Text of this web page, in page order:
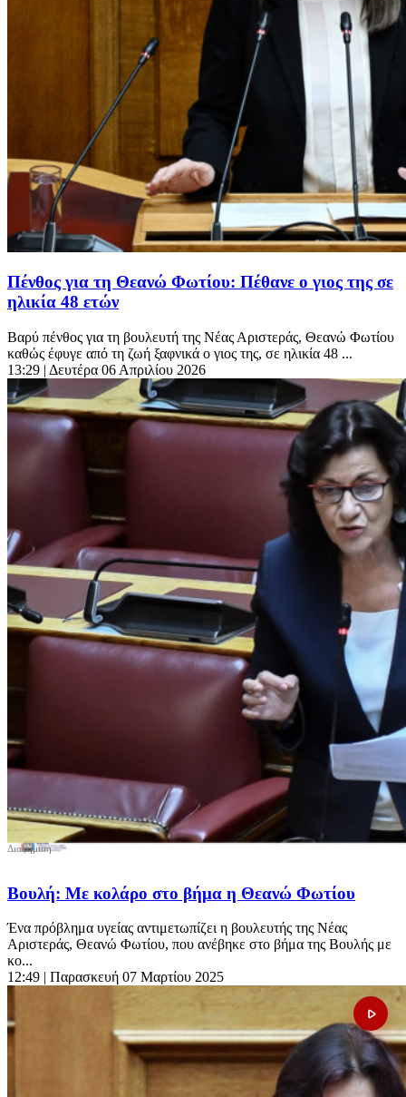
Πένθος για τη Θεανώ Φωτίου: Πέθανε ο γιος της σε
ηλικία 48 ετών
Βαρύ πένθος για τη βουλευτή της Νέας Αριστεράς, Θεανώ Φωτίου
καθώς έφυγε από τη ζωή ξαφνικά ο γιος της, σε ηλικία 48 ...
13:29 | Δευτέρα 06 Απριλίου 2026
Βουλή: Με κολάρο στο βήμα η Θεανώ Φωτίου
Ένα πρόβλημα υγείας αντιμετωπίζει η βουλευτής της Νέας
Αριστεράς, Θεανώ Φωτίου, που ανέβηκε στο βήμα της Βουλής με
κο...
12:49 | Παρασκευή 07 Μαρτίου 2025